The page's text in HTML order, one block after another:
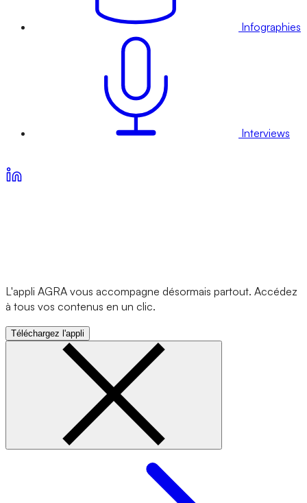
Infographies
Interviews
L'appli AGRA vous accompagne désormais partout. Accédez
à tous vos contenus en un clic.
Téléchargez l'appli